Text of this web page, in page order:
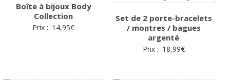
Boîte à bijoux Body
Collection
Prix : 14,95€
Set de 2 porte-bracelets
/ montres / bagues
argenté
Prix : 18,99€